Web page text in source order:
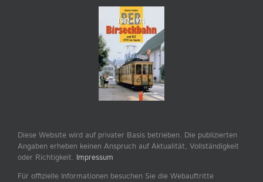
Diese Website wird auf privater Basis betrieben. Die publizierten
Angaben erheben keinen Anspruch auf Aktualität, Vollständigkeit
oder Richtigkeit. Impressum
Für offizielle Informationen besuchen Sie die Webauftritte